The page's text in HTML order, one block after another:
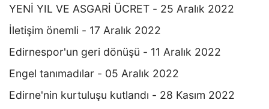
YENİ YIL VE ASGARİ ÜCRET - 25 Aralık 2022
İletişim önemli - 17 Aralık 2022
Edirnespor'un geri dönüşü - 11 Aralık 2022
Engel tanımadılar - 05 Aralık 2022
Edirne'nin kurtuluşu kutlandı - 28 Kasım 2022